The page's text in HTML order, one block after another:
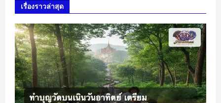
เรื่องราวล่าสุด